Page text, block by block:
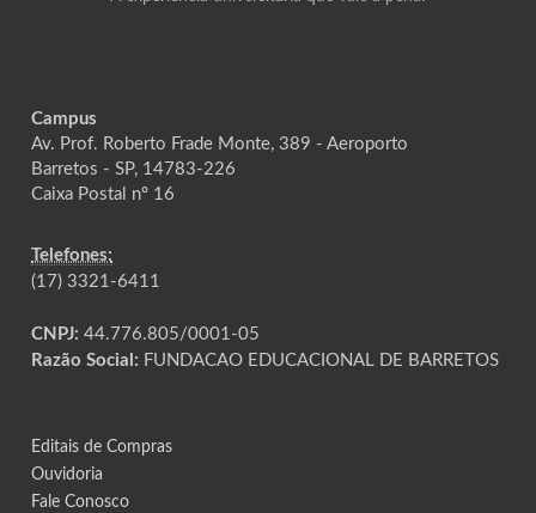
Campus
Av. Prof. Roberto Frade Monte, 389 - Aeroporto
Barretos - SP, 14783-226
Caixa Postal nº 16
Telefones:
(17) 3321-6411
CNPJ: 44.776.805/0001-05
Razão Social: FUNDACAO EDUCACIONAL DE BARRETOS
Editais de Compras
Ouvidoria
Fale Conosco